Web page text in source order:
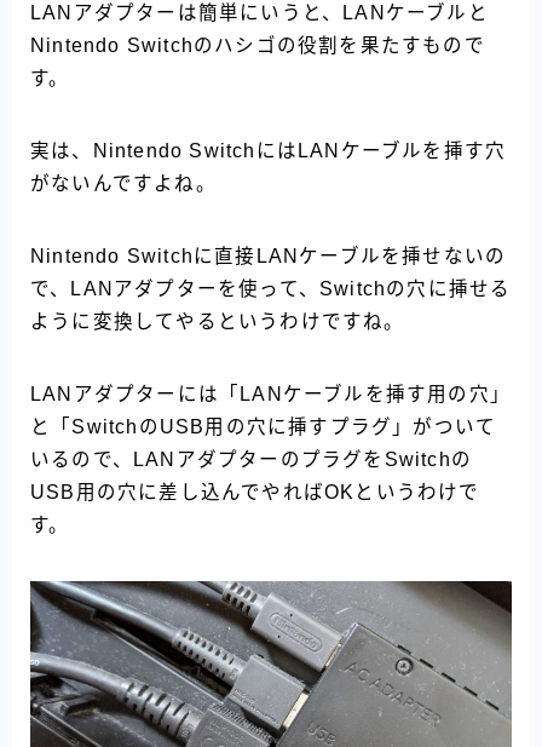
LANアダプターは簡単にいうと、LANケーブルと
Nintendo Switchのハシゴの役割を果たすもので
す。
実は、Nintendo SwitchにはLANケーブルを挿す穴
がないんですよね。
Nintendo Switchに直接LANケーブルを挿せないの
で、LANアダプターを使って、Switchの穴に挿せる
ように変換してやるというわけですね。
LANアダプターには「LANケーブルを挿す用の穴」
と「SwitchのUSB用の穴に挿すプラグ」がついて
いるので、LANアダプターのプラグをSwitchの
USB用の穴に差し込んでやればOKというわけで
す。
【当サイト限定】今なら45,000円がもらえる！
ソフトバンクエアーを申し込む